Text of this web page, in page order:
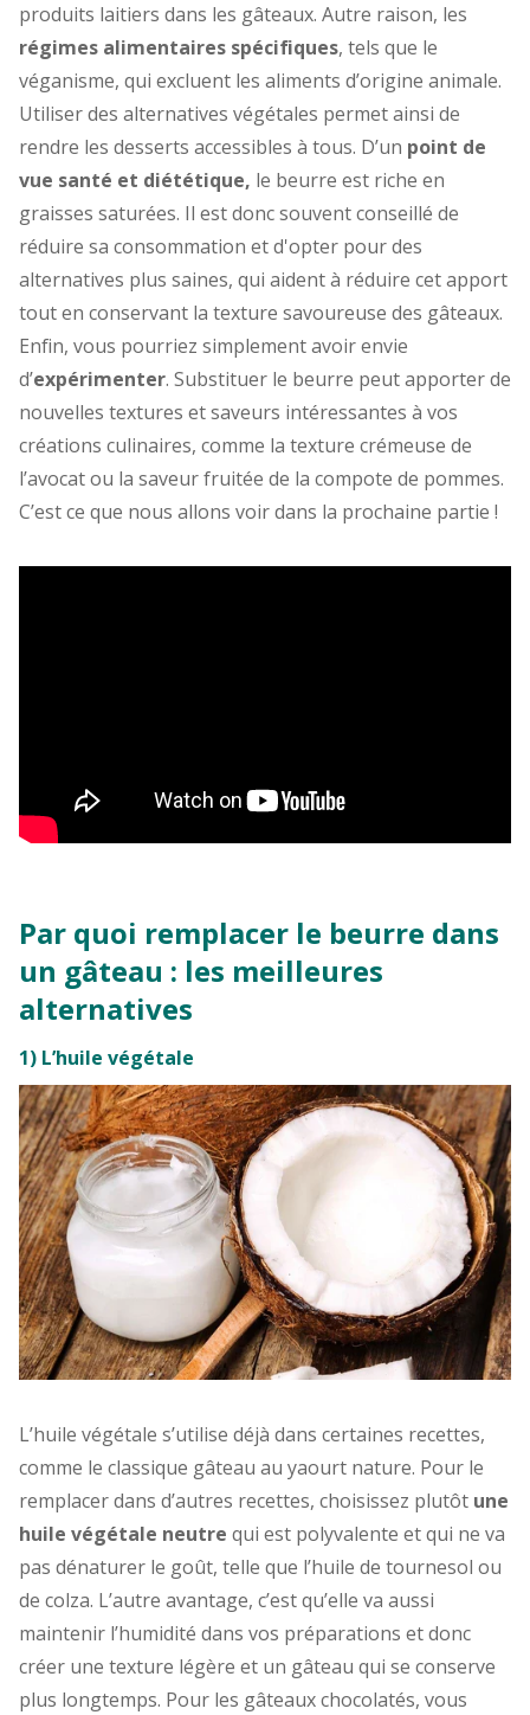
produits laitiers dans les gâteaux. Autre raison, les
régimes alimentaires spécifiques, tels que le
véganisme, qui excluent les aliments d’origine animale.
Utiliser des alternatives végétales permet ainsi de
rendre les desserts accessibles à tous. D’un point de
vue santé et diététique, le beurre est riche en
graisses saturées. Il est donc souvent conseillé de
réduire sa consommation et d'opter pour des
alternatives plus saines, qui aident à réduire cet apport
tout en conservant la texture savoureuse des gâteaux.
Enfin, vous pourriez simplement avoir envie
d’expérimenter. Substituer le beurre peut apporter de
nouvelles textures et saveurs intéressantes à vos
créations culinaires, comme la texture crémeuse de
l’avocat ou la saveur fruitée de la compote de pommes.
C’est ce que nous allons voir dans la prochaine partie !
Par quoi remplacer le beurre dans
un gâteau : les meilleures
alternatives
1) L’huile végétale
L’huile végétale s’utilise déjà dans certaines recettes,
comme le classique gâteau au yaourt nature. Pour le
remplacer dans d’autres recettes, choisissez plutôt une
huile végétale neutre qui est polyvalente et qui ne va
pas dénaturer le goût, telle que l’huile de tournesol ou
de colza. L’autre avantage, c’est qu’elle va aussi
maintenir l’humidité dans vos préparations et donc
créer une texture légère et un gâteau qui se conserve
plus longtemps. Pour les gâteaux chocolatés, vous